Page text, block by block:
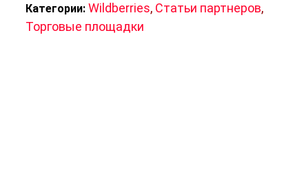
Категории: Wildberries, Статьи партнеров,
Торговые площадки